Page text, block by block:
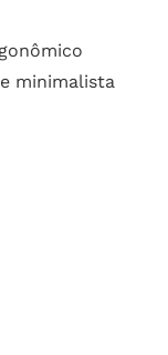
minimalista